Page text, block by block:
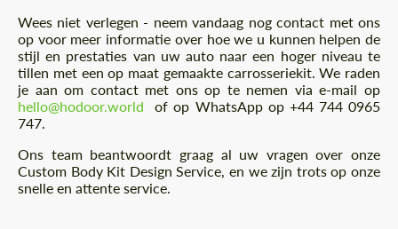
Wees niet verlegen - neem vandaag nog contact met ons
op voor meer informatie over hoe we u kunnen helpen de
stijl en prestaties van uw auto naar een hoger niveau te
tillen met een op maat gemaakte carrosseriekit. We raden
je aan om contact met ons op te nemen via e-mail op
hello@hodoor.world of op WhatsApp op +44 744 0965
747.
Ons team beantwoordt graag al uw vragen over onze
Custom Body Kit Design Service, en we zijn trots op onze
snelle en attente service.